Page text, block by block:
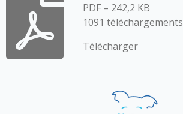
PDF – 242,2 KB
1091 téléchargements
Télécharger